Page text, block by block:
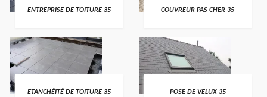
ENTREPRISE DE TOITURE 35 COUVREUR PAS CHER 35
ETANCHÉITÉ DE TOITURE 35 POSE DE VELUX 35